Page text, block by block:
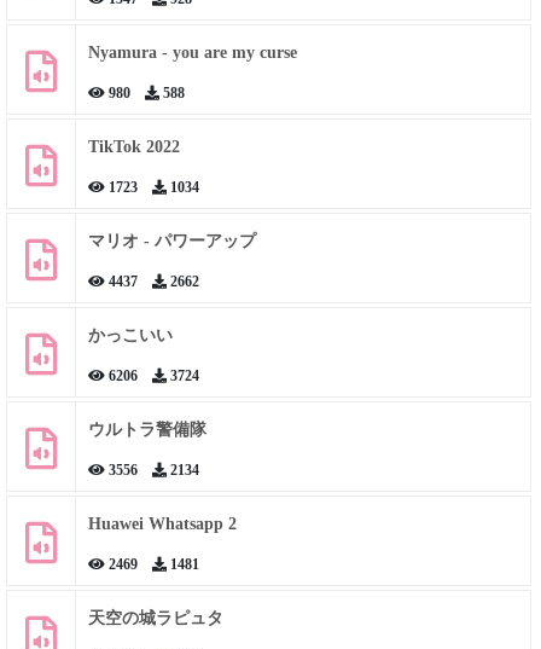
Nyamura - you are my curse
980 588
TikTok 2022
1723 1034
マリオ - パワーアップ
4437 2662
かっこいい
6206 3724
ウルトラ警備隊
3556 2134
Huawei Whatsapp 2
2469 1481
天空の城ラピュタ